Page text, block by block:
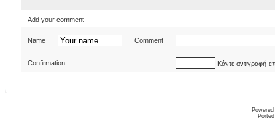
Add your comment
Name Comment
Confirmation Κάντε αντιγραφή-